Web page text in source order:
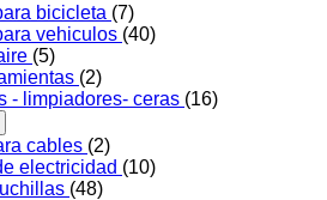
bicicleta (7)
vehiculos (40)
(5)
(2)
- limpiadores- ceras (16)
cables (2)
electricidad (10)
(48)